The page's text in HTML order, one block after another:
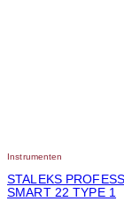
Instrumenten
STALEKS
SMART 22 TYPE 1